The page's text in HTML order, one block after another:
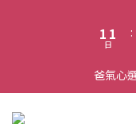
1
0
1
0
日
:
爸氣心